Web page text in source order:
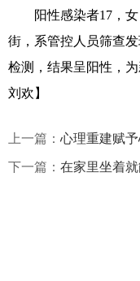
阳性感染者17，
街，系管控人员筛查
检测，结果呈阳性，
刘欢】
上一篇： 心理重建赋
下一篇： 在家里坐着就